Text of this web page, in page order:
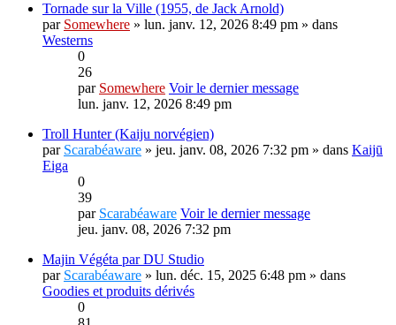
Tornade sur la Ville (1955, de Jack Arnold)
par Somewhere » lun. janv. 12, 2026 8:49 pm » dans
Westerns
0
26
par Somewhere Voir le dernier message
lun. janv. 12, 2026 8:49 pm
Troll Hunter (Kaiju norvégien)
par Scarabéaware » jeu. janv. 08, 2026 7:32 pm » dans Kaijū
Eiga
0
39
par Scarabéaware Voir le dernier message
jeu. janv. 08, 2026 7:32 pm
Majin Végéta par DU Studio
par Scarabéaware » lun. déc. 15, 2025 6:48 pm » dans
Goodies et produits dérivés
0